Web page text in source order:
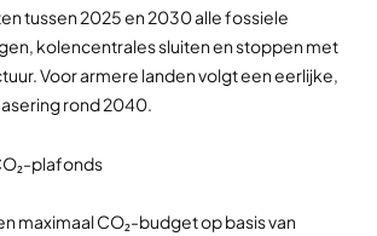
tussen 2025 en 2030 alle fossiele
kolencentrales sluiten en stoppen met
Voor armere landen volgt een eerlijke,
rond 2040.
plafonds
maximaal CO₂-budget op basis van